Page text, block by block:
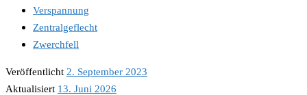
Verspannung
Zentralgeflecht
Zwerchfell
Veröffentlicht 2. September 2023
Aktualisiert 13. Juni 2026